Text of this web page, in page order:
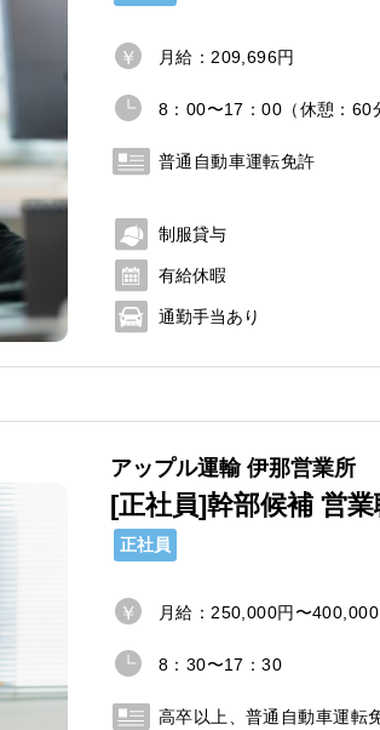
月給：209,696円
8：00〜17：00（休憩：60
普通自動車運転免許
制服貸与
有給休暇
通勤手当あり
アップル運輸 伊那営業所
[正社員]幹部候補 営
正社員
月給：250,000円〜400,000
8：30〜17：30
高卒以上、普通自動車運転